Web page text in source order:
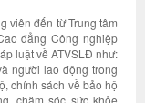
viên đến từ Trung tâm
đẳng Công nghiệp
luật về ATVSLĐ như:
người lao động trong
chính sách về bảo hộ